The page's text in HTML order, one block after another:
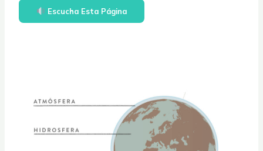
Escucha Esta Página